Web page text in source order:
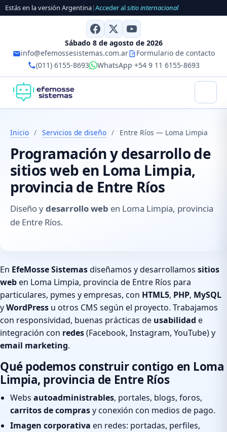
Estás en la versión Argentina|Acceder alsitio internacional
Sábado 8 de agosto de 2026
info@efemossesistemas.com.ar
Formulario de contacto
(011) 6155-8693
WhatsApp +54 9 11 6155-8693
Inicio / Servicios de diseño / Entre Ríos — Loma Limpia
Programación y desarrollo de
sitios web en Loma Limpia,
provincia de Entre Ríos
Diseño ydesarrollo web en Loma Limpia, provincia
de Entre Ríos.
En EfeMosse Sistemasdiseñamos y desarrollamos sitios
weben Loma Limpia, provincia de Entre Ríos para
particulares, pymes y empresas, con HTML5, PHP, MySQL
yWordPress u otros CMS según el proyecto. Trabajamos
con responsividad, buenas prácticas de usabilidad e
integración con redes(Facebook, Instagram, YouTube) y
email marketing.
Qué podemos construir contigo en Loma
Limpia, provincia de Entre Ríos
Webs autoadministrables, portales, blogs, foros,
carritos de comprasy conexión con medios de pago.
Imagen corporativa en redes: portadas, perfiles,